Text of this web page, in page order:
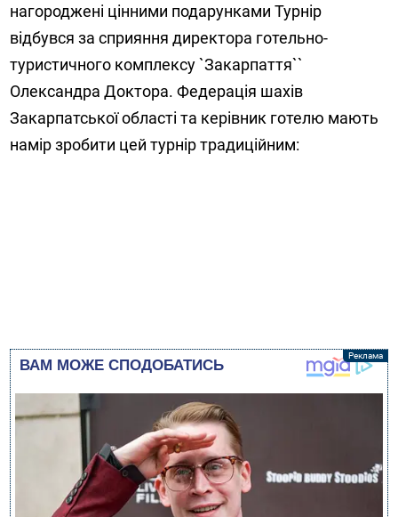
нагороджені цінними подарунками Турнір
відбувся за сприяння директора готельно-
туристичного комплексу `Закарпаття``
Олександра Доктора. Федерація шахів
Закарпатської області та керівник готелю мають
намір зробити цей турнір традиційним: